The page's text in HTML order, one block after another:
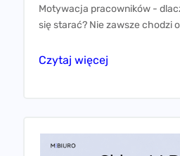
Motywacja pracowników -
się starać? Nie zawsze chodzi
Czytaj więcej